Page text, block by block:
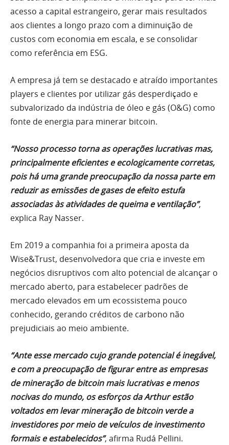
acesso a capital estrangeiro, gerar mais resultados
aos clientes a longo prazo com a diminuição de
custos com economia em escala, e se consolidar
como referência em ESG.
A empresa já tem se destacado e atraído importantes
players e clientes por utilizar gás desperdiçado e
subvalorizado da indústria de óleo e gás (O&G) como
fonte de energia para minerar bitcoin.
“Nosso processo torna as operações lucrativas mas,
principalmente eficientes e ecologicamente corretas,
pois há uma grande preocupação da nossa parte em
reduzir as emissões de gases de efeito estufa
associadas às atividades de queima e ventilação”,
explica Ray Nasser.
Em 2019 a companhia foi a primeira aposta da
Wise&Trust, desenvolvedora que cria e investe em
negócios disruptivos com alto potencial de alcançar o
mercado aberto, para estabelecer padrões de
mercado elevados em um ecossistema pouco
conhecido, gerando créditos de carbono não
prejudiciais ao meio ambiente.
“Ante esse mercado cujo grande potencial é inegável,
e com a preocupação de figurar entre as empresas
de mineração de bitcoin mais lucrativas e menos
nocivas do mundo, os esforços da Arthur estão
voltados em levar mineração de bitcoin verde a
investidores por meio de veículos de investimento
formais e estabelecidos”, afirma Rudá Pellini.